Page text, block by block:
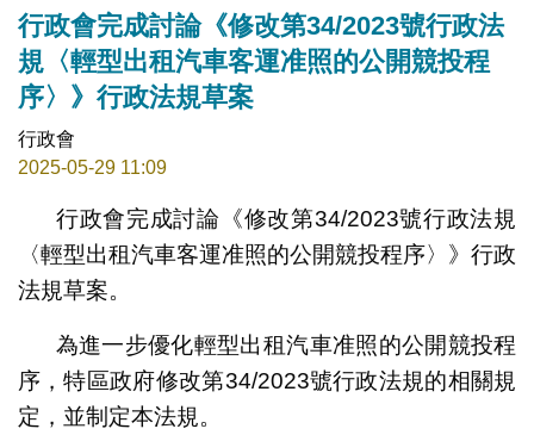
行政會完成討論《修改第34/2023號行政法
規〈輕型出租汽車客運准照的公開競投程
序〉》行政法規草案
行政會
2025-05-29 11:09
行政會完成討論《修改第34/2023號行政法規
〈輕型出租汽車客運准照的公開競投程序〉》行政
法規草案。
為進一步優化輕型出租汽車准照的公開競投程
序，特區政府修改第34/2023號行政法規的相關規
定，並制定本法規。